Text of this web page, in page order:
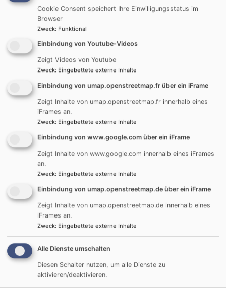
Konfi-3 – Kinder erleben
Kirche
Fröhlich, unbeschwert, manchmal ängstlich oder
wütend.
Aber vor allem: Offen. Neugierig auch auf Gott.
Wo wohnt er?
Wie sieht er aus?
Hilft er mir?
Fragen, die Kinder im dritten Schuljahr stellen. Laut
und immer wieder. Fragen, die sich auch Eltern stellen,
meist leise.
Ein Team aus Eltern, Jugendlichen, Gemeindereferentin
und Hauptamtliche führt den Konfi-3-Kurs monatlich
an einem Samstag durch
Die gemeinsame Zeit gestaltet ein Team aus Eltern,
Jugendlichen, Hauptamtlichen. Sie umfasst 4
Samstage, ein Wochenende auf dem Berghaus
Kahlrückenalpe und einen gestalteten Gottesdienst.
Cookie Consent speichert Ihre Einwilligungsstatus im
Browser
Zweck: Funktional
Einbindung von Youtube-Videos
Zeigt Videos von Youtube
Zweck: Eingebettete externe Inhalte
Einbindung von umap.openstreetmap.fr über ein iFrame
Zeigt Inhalte von umap.openstreetmap.fr innerhalb eines
iFrames an.
Zweck: Eingebettete externe Inhalte
Einbindung von www.google.com über ein iFrame
Zeigt Inhalte von www.google.com innerhalb eines iFrames
an.
Zweck: Eingebettete externe Inhalte
Einbindung von umap.openstreetmap.de über ein iFrame
Zeigt Inhalte von umap.openstreetmap.de innerhalb eines
iFrames an.
Zweck: Eingebettete externe Inhalte
Alle Dienste umschalten
Diesen Schalter nutzen, um alle Dienste zu
aktivieren/deaktivieren.